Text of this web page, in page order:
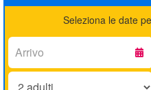
Seleziona le date
Arrivo:
Adulti: